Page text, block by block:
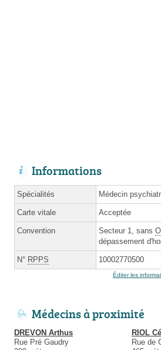
Informations
Spécialités Médecin
Carte vitale Acceptée
Convention Secteur 1, sans
dépassement
N° RPPS 10002770500
Éditer les
Médecins à proximité
DREVON Arthus
Rue Pré Gaudry
RIOL
Rue de